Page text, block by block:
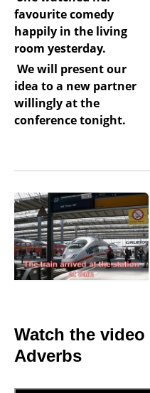
favourite comedy
happily in the living
room yesterday.
We will present our
idea to a new partner
willingly at the
conference tonight.
Watch the
Adverbs